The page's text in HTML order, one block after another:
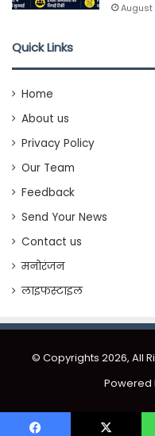
August
Quick Links
Home
About us
Privacy Policy
Our Team
Feedback
Send Your News
Contact us
मनोरंजन
लाइफस्टाइल
© Copyrights 2026, All
Powered